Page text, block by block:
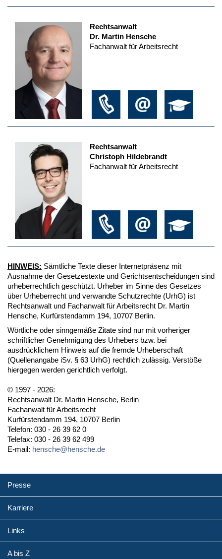
Rechtsanwalt
Dr. Martin Hensche
Fachanwalt für Arbeitsrecht
Rechtsanwalt
Christoph Hildebrandt
Fachanwalt für Arbeitsrecht
HINWEIS: Sämtliche Texte dieser Internetpräsenz mit
Ausnahme der Gesetzestexte und Gerichtsentscheidungen sind
urheberrechtlich geschützt. Urheber im Sinne des Gesetzes
über Urheberrecht und verwandte Schutzrechte (UrhG) ist
Rechtsanwalt und Fachanwalt für Arbeitsrecht Dr. Martin
Hensche, Kurfürstendamm 194, 10707 Berlin.
Wörtliche oder sinngemäße Zitate sind nur mit vorheriger
schriftlicher Genehmigung des Urhebers bzw. bei
ausdrücklichem Hinweis auf die fremde Urheberschaft
(Quellenangabe iSv. § 63 UrhG) rechtlich zulässig. Verstöße
hiergegen werden gerichtlich verfolgt.
© 1997 - 2026:
Rechtsanwalt Dr. Martin Hensche, Berlin
Fachanwalt für Arbeitsrecht
Kurfürstendamm 194, 10707 Berlin
Telefon: 030 - 26 39 62 0
Telefax: 030 - 26 39 62 499
E-mail: hensche@hensche.de
Presse
Karriere
Links
A bis Z